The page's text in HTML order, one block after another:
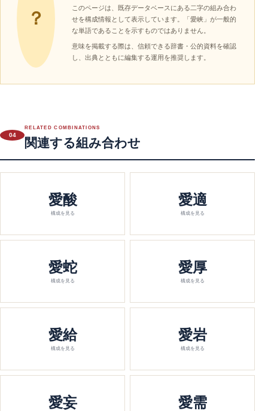
？
このページは、既存データベースにある二字の組み合わ
せを構成情報として表示しています。「愛峡」が一般的
な単語であることを示すものではありません。
意味を掲載する際は、信頼できる辞書・公的資料を確認
し、出典とともに編集する運用を推奨します。
04
RELATED COMBINATIONS
関連する組み合わせ
愛酸
構成を見る
愛適
構成を見る
愛蛇
構成を見る
愛厚
構成を見る
愛給
構成を見る
愛岩
構成を見る
愛妄 愛需